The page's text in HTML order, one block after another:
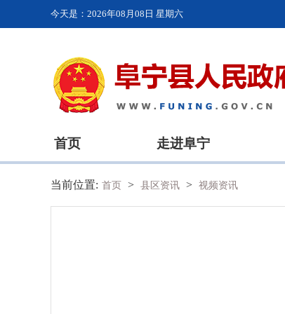
今天是： 2026年08月08日 星期六
首页 走进阜宁
当前位置: 首页 > 县区资讯 > 视频资讯